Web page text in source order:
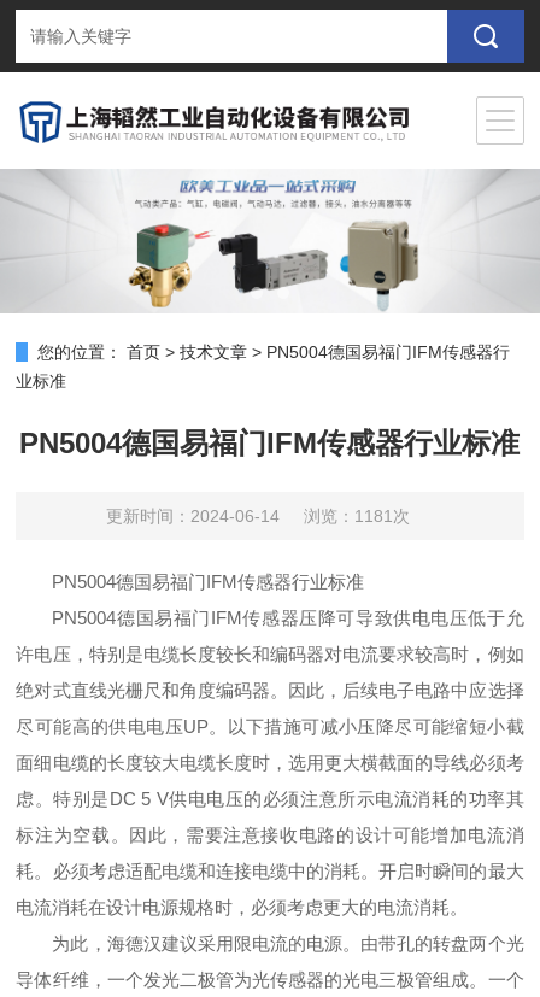
您的位置： 首页 >技术文章 > PN5004德国易福门IFM传感器行
业标准
PN5004德国易福门IFM传感器行业标准
更新时间：2024-06-14 浏览：1181次
PN5004德国易福门IFM传感器行业标准
PN5004德国易福门IFM传感器压降可导致供电电压低于允
许电压，特别是电缆长度较长和编码器对电流要求较高时，例如
绝对式直线光栅尺和角度编码器。因此，后续电子电路中应选择
尽可能高的供电电压UP。以下措施可减小压降尽可能缩短小截
面细电缆的长度较大电缆长度时，选用更大横截面的导线必须考
虑。特别是DC 5 V供电电压的必须注意所示电流消耗的功率其
标注为空载。因此，需要注意接收电路的设计可能增加电流消
耗。必须考虑适配电缆和连接电缆中的消耗。开启时瞬间的最大
电流消耗在设计电源规格时，必须考虑更大的电流消耗。
为此，海德汉建议采用限电流的电源。由带孔的转盘两个光
导体纤维，一个发光二极管为光传感器的光电三极管组成。一个